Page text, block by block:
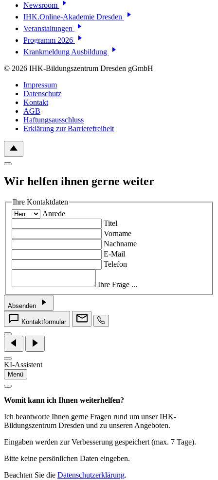
Newsroom
IHK.Online-Akademie Dresden
Veranstaltungen
Programm 2026
Krankmeldung Ausbildung
© 2026 IHK-Bildungszentrum Dresden gGmbH
Impressum
Datenschutz
Kontakt
AGB
Haftungsausschluss
Erklärung zur Barrierefreiheit
Wir helfen ihnen gerne weiter
Ihre Kontaktdaten
Anrede
Titel
Vorname
Nachname
E-Mail
Telefon
Ihre Frage ...
Absenden
Kontaktformular
KI-Assistent
Menü
Womit kann ich Ihnen weiterhelfen?
Ich beantworte Ihnen gerne Fragen rund um unser IHK-
Bildungszentrum Dresden und zu unseren Angeboten.
Eingaben werden zur Verbesserung gespeichert (max. 7 Tage).
Bitte keine persönlichen Daten eingeben.
Beachten Sie die Datenschutzerklärung.